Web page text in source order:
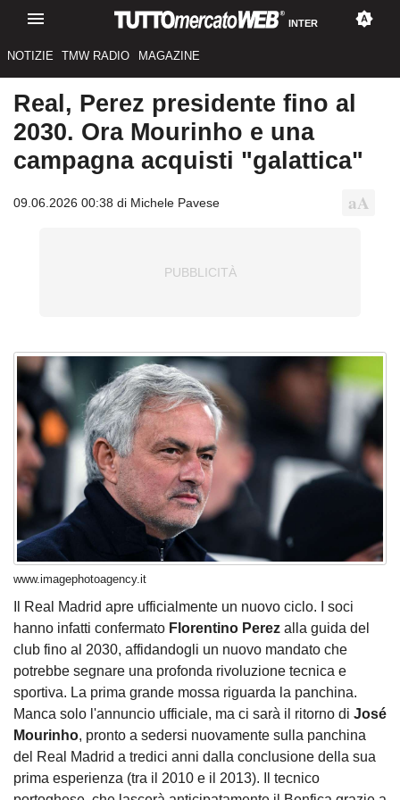
INTER
NOTIZIE TMW RADIO MAGAZINE
Real, Perez presidente fino al
2030. Ora Mourinho e una
campagna acquisti "galattica"
09.06.2026 00:38 di Michele Pavese
www.imagephotoagency.it
Il Real Madrid apre ufficialmente un nuovo ciclo. I soci
hanno infatti confermato Florentino Perez alla guida del
club fino al 2030, affidandogli un nuovo mandato che
potrebbe segnare una profonda rivoluzione tecnica e
sportiva. La prima grande mossa riguarda la panchina.
Manca solo l'annuncio ufficiale, ma ci sarà il ritorno di José
Mourinho, pronto a sedersi nuovamente sulla panchina
del Real Madrid a tredici anni dalla conclusione della sua
prima esperienza (tra il 2010 e il 2013). Il tecnico